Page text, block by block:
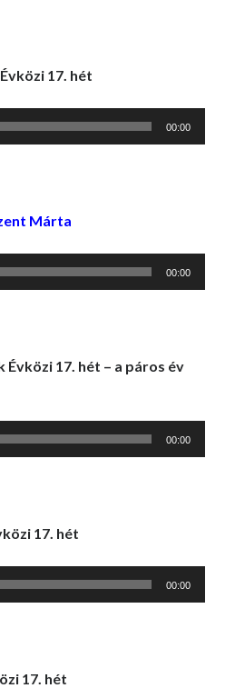
17. hét
00:00
Márta
00:00
17. hét – a páros év
00:00
17. hét
00:00
17. hét